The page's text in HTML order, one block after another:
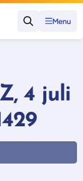
Zoeken
Menu
4 juli